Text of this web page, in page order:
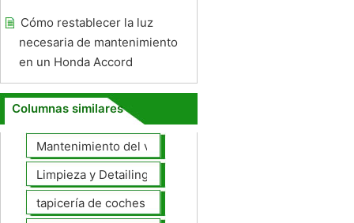
Cómo restablecer la luz
necesaria de mantenimiento
en un Honda Accord
Columnas similares
Mantenimiento del vehículo
Limpieza y Detailing
tapicería de coches